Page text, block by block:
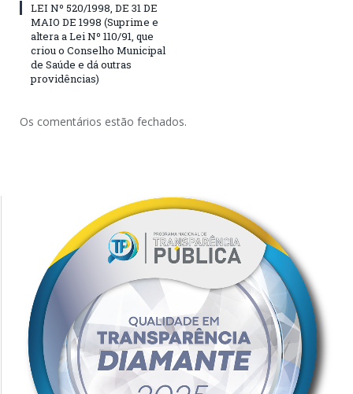
LEI Nº 520/1998, DE 31 DE
MAIO DE 1998 (Suprime e
altera a Lei Nº 110/91, que
criou o Conselho Municipal
de Saúde e dá outras
providências)
Os comentários estão fechados.